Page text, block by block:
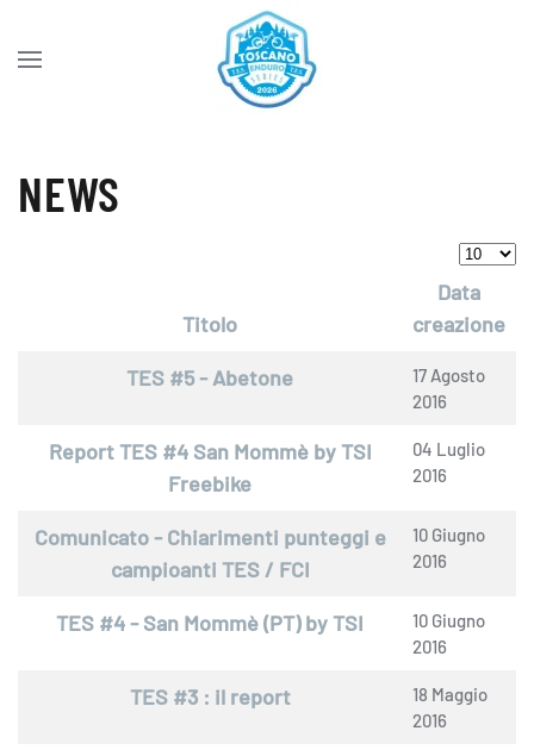
Skip to main content
NEWS
Titolo
Data
creazione
TES #5 - Abetone
17 Agosto
2016
Report TES #4 San Mommè by TSI
Freebike
04 Luglio
2016
Comunicato - Chiarimenti punteggi e
campioanti TES / FCI
10 Giugno
2016
TES #4 - San Mommè (PT) by TSI
10 Giugno
2016
TES #3 : il report
18 Maggio
2016